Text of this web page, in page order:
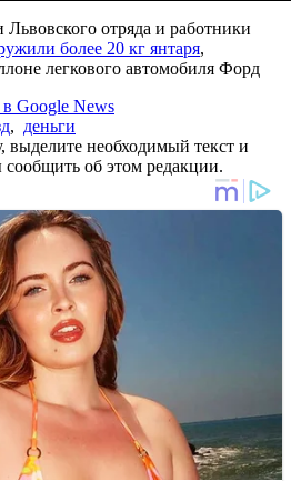
отряда и работники
более 20 кг янтаря,
легкового автомобиля Форд
Google News
, деньги
необходимый текст и
об этом редакции.